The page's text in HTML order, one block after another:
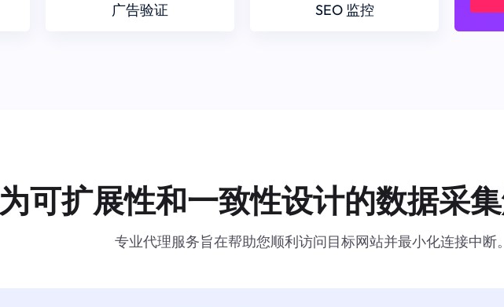
广告验证 SEO 监控
为可扩展性和一致性设计的数据采
专业代理服务旨在帮助您顺利访问目标网站并最小化连接中断。